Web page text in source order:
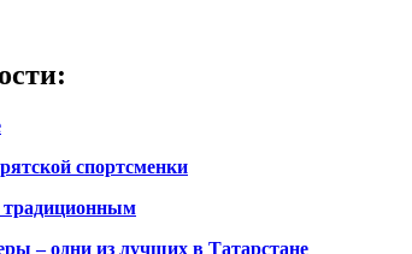
спортсменки
традиционным
– одни из лучших в Татарстане